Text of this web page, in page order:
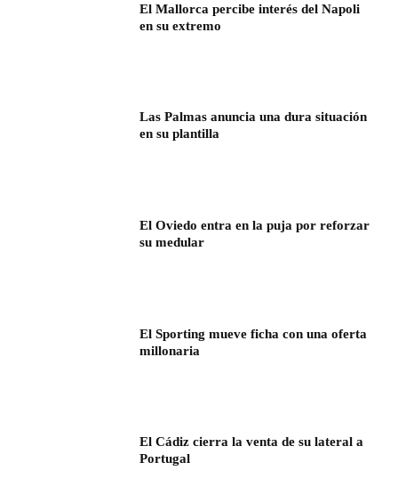
El Mallorca percibe interés del Napoli
en su extremo
Las Palmas anuncia una dura situación
en su plantilla
El Oviedo entra en la puja por reforzar
su medular
El Sporting mueve ficha con una oferta
millonaria
El Cádiz cierra la venta de su lateral a
Portugal